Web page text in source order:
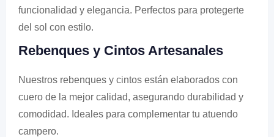
funcionalidad y elegancia. Perfectos para protegerte
del sol con estilo.
Rebenques y Cintos Artesanales
Nuestros rebenques y cintos están elaborados con
cuero de la mejor calidad, asegurando durabilidad y
comodidad. Ideales para complementar tu atuendo
campero.